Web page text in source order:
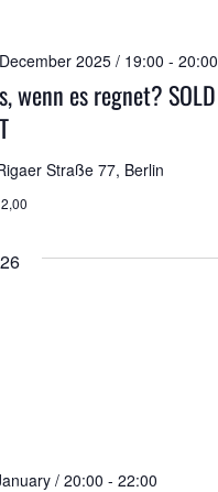
wenn es regnet? SOLD
2025 / 19:00 - 20:00
Straße 77, Berlin
/ 20:00 - 22:00